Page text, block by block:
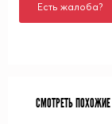
Есть жалоба?
СМОТРЕТЬ ПОХОЖИЕ